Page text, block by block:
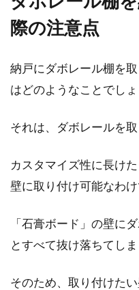
際の注意点
納戸にダボレール棚を
はどのようなことでしょ
それは、ダボレールを
カスタマイズ性に長け
壁に取り付け可能なわけ
「石膏ボード」の壁に
とすべて抜け落ちてし
そのため、取り付けた